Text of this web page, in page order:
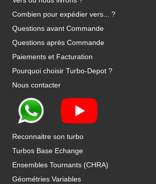
Combien pour expédier vers... ?
Questions avant Commande
Questions après Commande
Paiements et Facturation
Pourquoi choisir Turbo-Depot ?
Nous contacter
Reconnaitre son turbo
Turbos Base Echange
Ensembles Tournants (CHRA)
Géométries Variables